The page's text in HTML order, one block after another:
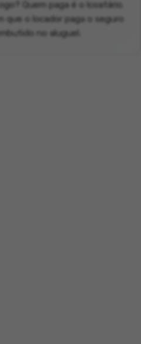
Quem paga é o lcoatário.
que o locador paga o seguro
no aluguel.